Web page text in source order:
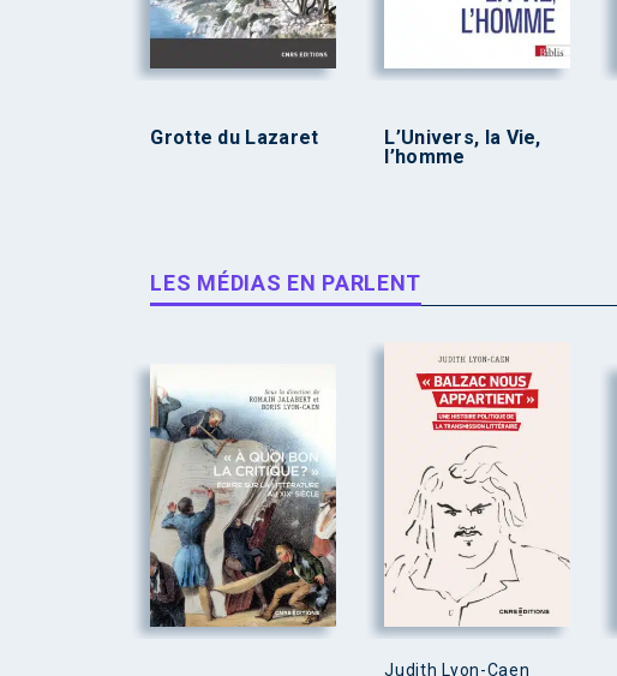
Grotte du Lazaret
L’Univers, la Vie,
l’homme
LES MÉDIAS EN PARLENT
Judith Lyon-Caen